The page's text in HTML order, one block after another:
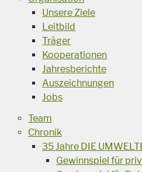
Unsere Ziele
Leitbild
Träger
Kooperationen
Jahresberichte
Auszeichnungen
Jobs
Team
Chronik
35 Jahre DIE
Gewinnspiel für